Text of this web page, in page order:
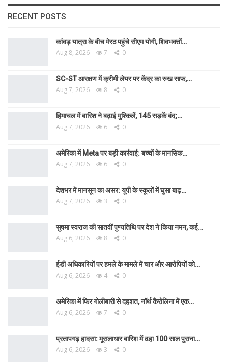
RECENT POSTS
कांवड़ यात्रा के बीच मेरठ पहुंचे सीएम योगी, शिवभक्तों…
Aug 8, 2026 7 0
SC-ST आरक्षण में क्रीमी लेयर पर केंद्र का रुख साफ,…
Aug 7, 2026 8 0
हिमाचल में बारिश ने बढ़ाई मुश्किलें, 145 सड़कें बंद;…
Aug 7, 2026 6 0
अमेरिका में Meta पर बड़ी कार्रवाई: बच्चों के मानसिक…
Aug 7, 2026 6 0
देशभर में मानसून का असर: यूपी के स्कूलों में घुसा बाढ़…
Aug 7, 2026 3 0
सुषमा स्वराज की सातवीं पुण्यतिथि पर देश ने किया नमन, कई…
Aug 6, 2026 8 0
ईडी अधिकारियों पर हमले के मामले में चार और आरोपियों को…
Aug 6, 2026 4 0
अमेरिका में फिर गोलीबारी से दहशत, नॉर्थ कैरोलिना में एक…
Aug 6, 2026 7 0
प्रतापगढ़ हादसा: मूसलाधार बारिश में ढहा 100 साल पुराना…
Aug 6, 2026 3 0